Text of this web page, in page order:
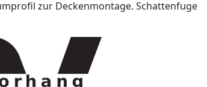
zur Deckenmontage. Schattenfuge